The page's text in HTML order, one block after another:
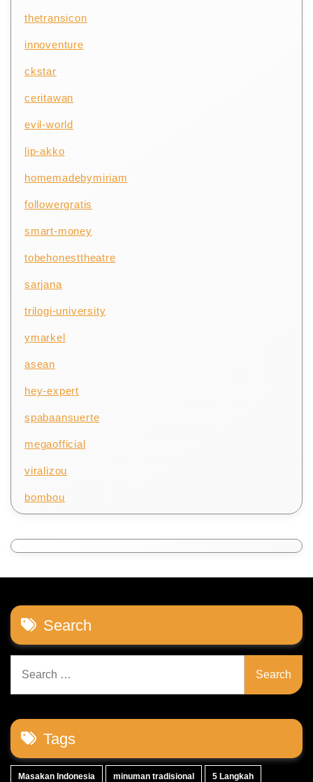
thetransicon
innoventure
ckstar
ceritawan
evil-world
lip-akko
homemadebymiriam
followergratis
smart-money
tobehonesttheatre
sarjana
trilogi-university
ymarkel
asean
hey-expert
spabaansuerte
megaofficial
viralizou
bombou
Search
for:
Tags
Masakan Indonesia minuman tradisional 5 Langkah